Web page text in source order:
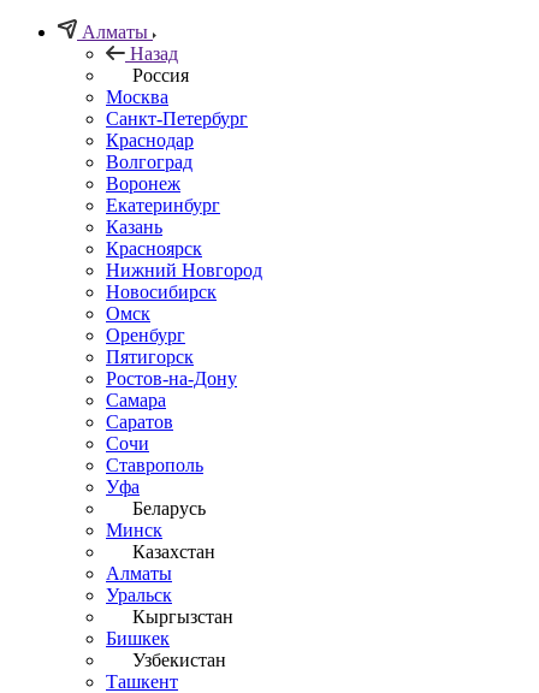
Алматы
Назад
Россия
Москва
Санкт-Петербург
Краснодар
Волгоград
Воронеж
Екатеринбург
Казань
Красноярск
Нижний Новгород
Новосибирск
Омск
Оренбург
Пятигорск
Ростов-на-Дону
Самара
Саратов
Сочи
Ставрополь
Уфа
Беларусь
Минск
Казахстан
Алматы
Уральск
Кыргызстан
Бишкек
Узбекистан
Ташкент